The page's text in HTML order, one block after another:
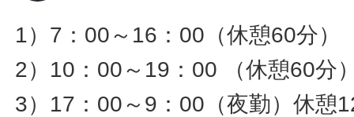
1）7：00～16：00（休憩60分）
2）10：00～19：00 （休憩60分
3）17：00～9：00（夜勤）休憩